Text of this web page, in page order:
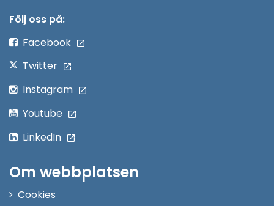
Följ oss på:
Facebook
Twitter
Instagram
Youtube
LinkedIn
Om webbplatsen
Cookies